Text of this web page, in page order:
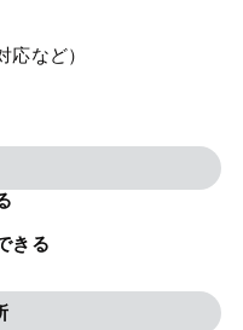
応など）
きる
内部通報